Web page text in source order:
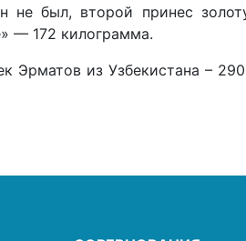
не был, второй принес
— 172 килограмма.
Эрматов из Узбекистана –